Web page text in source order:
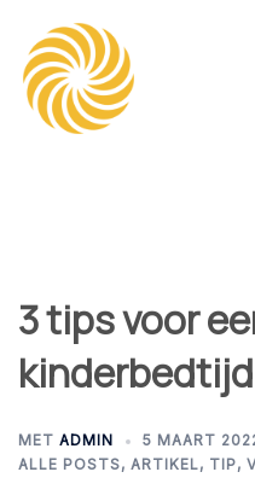
naar
inhoud
3 tips voor
kinderbedtijd
MET ADMIN
5 MAART
ALLE POSTS, ARTIKEL, TIP,